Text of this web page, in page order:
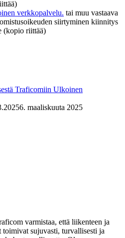
verkkopalvelu. tai muu vastaava
siirtyminen kiinnitys
(kopio riittää)
Traficomiin Ulkoinen
6. maaliskuuta 2025
varmistaa, että liikenteen ja
sujuvasti, turvallisesti ja